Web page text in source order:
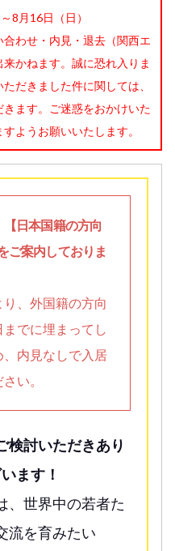
8月16日（日）
わせ・内見・退去（関西エ
かねます。誠に恐れ入りま
だきました件に関しては、
ます。ご迷惑をおかけいた
ようお願いいたします。
日本国籍の方向
ご案内しておりま
、外国籍の方向
でに埋まってし
、内見なしで入居
い。
検討いただきあり
ます！
、世界中の若者た
流を育みたい